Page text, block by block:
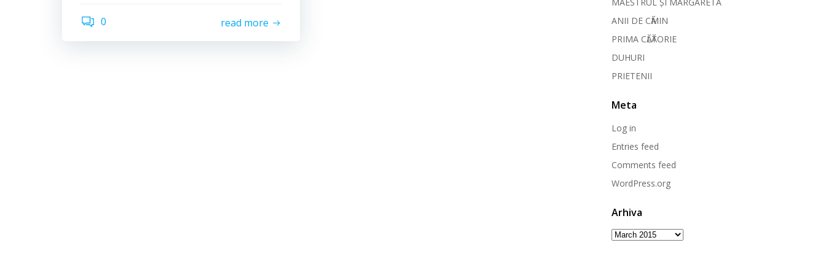
0 read more
ANII DE CӐMIN
PRIMA CӐLӐTORIE
DUHURI
PRIETENII
Meta
Log in
Entries feed
Comments feed
WordPress.org
Arhiva
Arhiva